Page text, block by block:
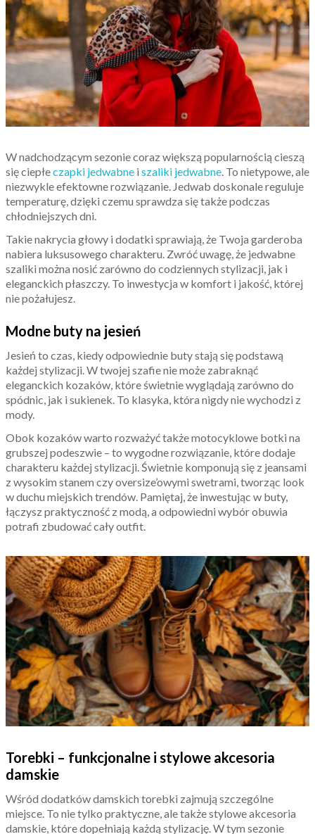
W nadchodzącym sezonie coraz większą popularnością cieszą
się ciepłeczapki jedwabne i szaliki jedwabne. To nietypowe, ale
niezwykle efektowne rozwiązanie. Jedwab doskonale reguluje
temperaturę, dzięki czemu sprawdza się także podczas
chłodniejszych dni.
Takie nakrycia głowy i dodatki sprawiają, że Twoja garderoba
nabiera luksusowego charakteru. Zwróć uwagę, że jedwabne
szaliki można nosić zarówno do codziennych stylizacji, jak i
eleganckich płaszczy. To inwestycja w komfort i jakość, której
nie pożałujesz.
Modne buty na jesień
Jesień to czas, kiedy odpowiednie buty stają się podstawą
każdej stylizacji. W twojej szafie nie może zabraknąć
eleganckich kozaków, które świetnie wyglądają zarówno do
spódnic, jak i sukienek. To klasyka, która nigdy nie wychodzi z
mody.
Obok kozaków warto rozważyć także motocyklowe botki na
grubszej podeszwie – to wygodne rozwiązanie, które dodaje
charakteru każdej stylizacji. Świetnie komponują się z jeansami
z wysokim stanem czy oversize’owymi swetrami, tworząc look
w duchu miejskich trendów. Pamiętaj, że inwestując w buty,
łączysz praktyczność z modą, a odpowiedni wybór obuwia
potrafi zbudować cały outfit.
Torebki – funkcjonalne i stylowe akcesoria
damskie
Wśród dodatków damskich torebki zajmują szczególne
miejsce. To nie tylko praktyczne, ale także stylowe akcesoria
damskie, które dopełniają każdą stylizację. W tym sezonie